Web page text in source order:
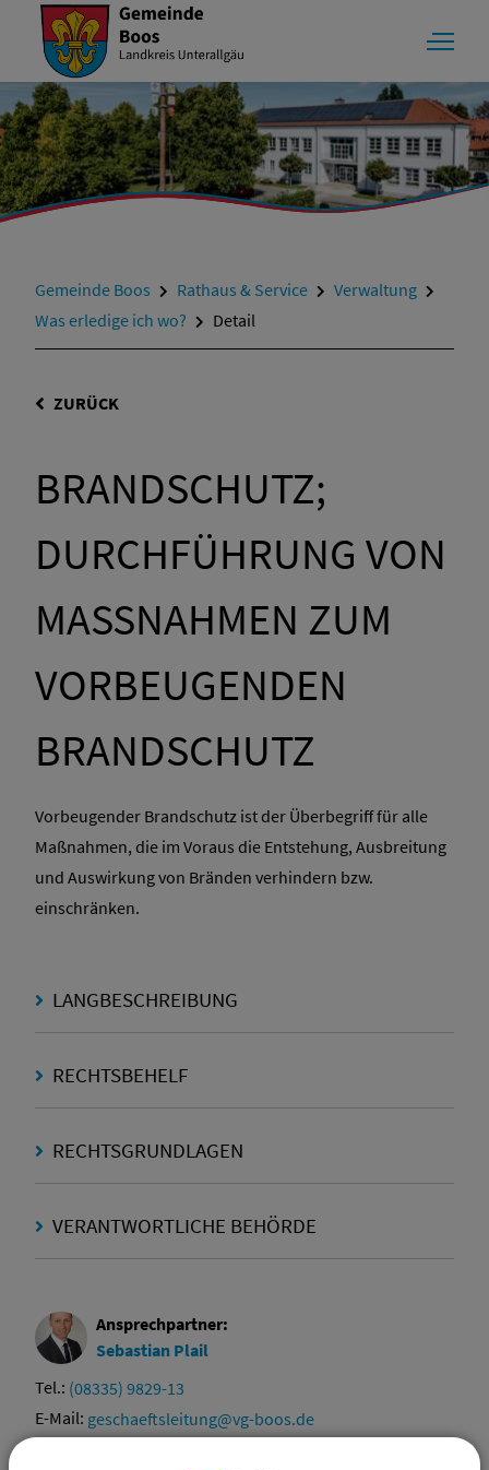
Gemeinde Boos Rathaus & Service
Verwaltung
Was erledige ich wo?
Detail
ZURÜCK
BRANDSCHUTZ;
DURCHFÜHRUNG VON
MASSNAHMEN ZUM V
ORBEUGENDEN B
RANDSCHUTZ
Vorbeugender Brandschutz ist der Überbegriff für alle
Maßnahmen, die im Voraus die Entstehung, Ausbreitung
und Auswirkung von Bränden verhindern bzw.
einschränken.
LANGBESCHREIBUNG
RECHTSBEHELF
RECHTSGRUNDLAGEN
VERANTWORTLICHE BEHÖRDE
Ansprechpartner:
Sebastian Plail
Tel.: (08335) 9829-13
E-Mail: geschaeftsleitung@vg-boos.de